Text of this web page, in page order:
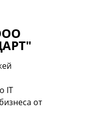
IT
от